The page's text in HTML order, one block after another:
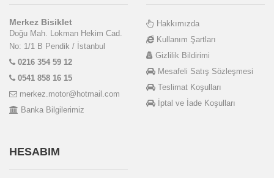
Merkez Bisiklet
Doğu Mah. Lokman Hekim Cad.
No: 1/1 B Pendik / İstanbul
0216 354 59 12
0541 858 16 15
merkez.motor@hotmail.com
Banka Bilgilerimiz
Hakkımızda
Kullanım Şartları
Gizlilik Bildirimi
Mesafeli Satış Sözleşmesi
Teslimat Koşulları
İptal ve İade Koşulları
HESABIM